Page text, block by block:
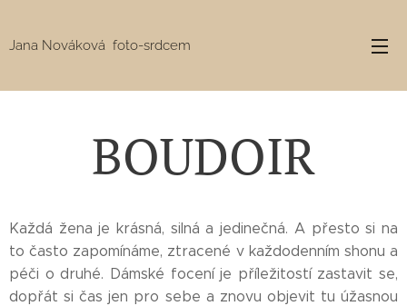
Jana Nováková foto-srdcem
BOUDOIR
Každá žena je krásná, silná a jedinečná. A přesto si na
to často zapomínáme, ztracené v každodenním shonu a
péči o druhé. Dámské focení je příležitostí zastavit se,
dopřát si čas jen pro sebe a znovu objevit tu úžasnou